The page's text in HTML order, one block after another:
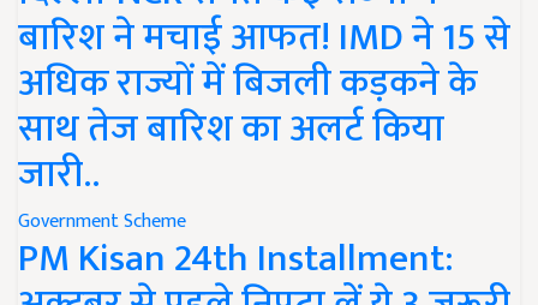
बारिश ने मचाई आफत! IMD ने 15 से
अधिक राज्यों में बिजली कड़कने के
साथ तेज बारिश का अलर्ट किया
जारी..
Government Scheme
PM Kisan 24th Installment: